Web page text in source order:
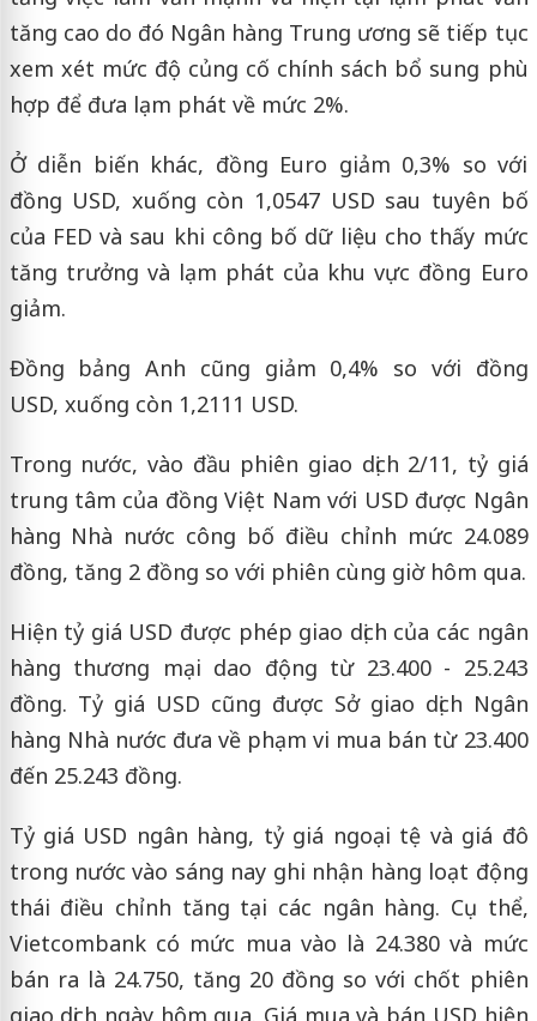
tăng cao do đó Ngân hàng Trung ương sẽ tiếp tục
xem xét mức độ củng cố chính sách bổ sung phù
hợp để đưa lạm phát về mức 2%.
Ở diễn biến khác, đồng Euro giảm 0,3% so với
đồng USD, xuống còn 1,0547 USD sau tuyên bố
của FED và sau khi công bố dữ liệu cho thấy mức
tăng trưởng và lạm phát của khu vực đồng Euro
giảm.
Đồng bảng Anh cũng giảm 0,4% so với đồng
USD, xuống còn 1,2111 USD.
Trong nước, vào đầu phiên giao dịch 2/11, tỷ giá
trung tâm của đồng Việt Nam với USD được Ngân
hàng Nhà nước công bố điều chỉnh mức 24.089
đồng, tăng 2 đồng so với phiên cùng giờ hôm qua.
Hiện tỷ giá USD được phép giao dịch của các ngân
hàng thương mại dao động từ 23.400 - 25.243
đồng. Tỷ giá USD cũng được Sở giao dịch Ngân
hàng Nhà nước đưa về phạm vi mua bán từ 23.400
đến 25.243 đồng.
Tỷ giá USD ngân hàng, tỷ giá ngoại tệ và giá đô
trong nước vào sáng nay ghi nhận hàng loạt động
thái điều chỉnh tăng tại các ngân hàng. Cụ thể,
Vietcombank có mức mua vào là 24.380 và mức
bán ra là 24.750, tăng 20 đồng so với chốt phiên
giao dịch ngày hôm qua. Giá mua và bán USD hiện